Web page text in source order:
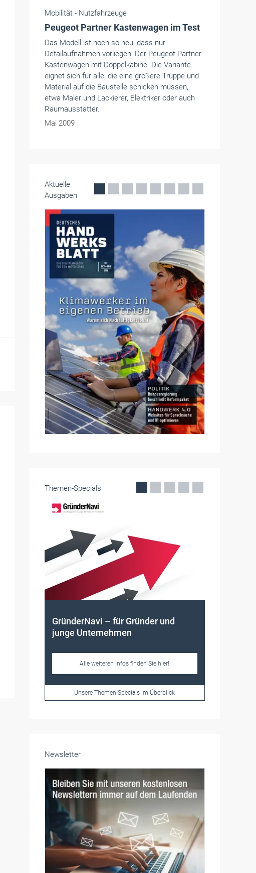
Mobilität - Nutzfahrzeuge
Citroën: Nutzfahrzeuge für jeden
Bedarf
Schon die Standardmodelle decken jeden Bedarf
von 2,5 bis 17 Kubikmeter Ladevolumen ab.
Darüber hinaus kann jeder bei Citroën sein
individuelles Nutzfahrzeug ordern - mit
Spezialaufbauten oder einem auf seine
Bedürfnisse zugeschnittenen Innenausbau.
Dezember 2009
Aktuelle
Ausgaben
Themen-Specials
Frauen im Handwerk
Unsere Themen-Specials im Überblick
Newsletter